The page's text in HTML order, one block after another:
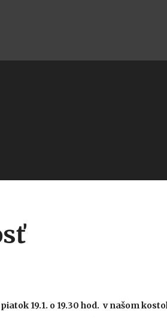
19.1. o 19.30 hod. v našom